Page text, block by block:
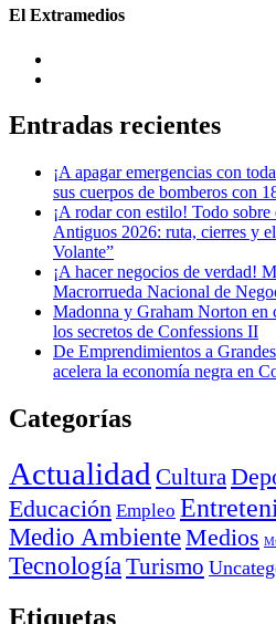
El Extramedios
Entradas recientes
¡A apagar emergencias con
sus cuerpos de bomberos con
¡A rodar con estilo! Todo
Antiguos 2026: ruta, cierres y
Volante”
¡A hacer negocios de verdad!
Macrorrueda Nacional de
Madonna y Graham Norton
los secretos de Confessions II
De Emprendimientos a
acelera la economía negra en
Categorías
Actualidad Cultura
Educación Empleo
Medio AmbienteMedios
TecnologíaTurismo
Etiquetas